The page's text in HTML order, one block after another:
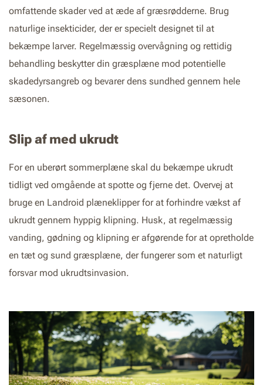
omfattende skader ved at æde af græsrødderne. Brug
naturlige insekticider, der er specielt designet til at
bekæmpe larver. Regelmæssig overvågning og rettidig
behandling beskytter din græsplæne mod potentielle
skadedyrsangreb og bevarer dens sundhed gennem hele
sæsonen.
Slip af med ukrudt
For en uberørt sommerplæne skal du bekæmpe ukrudt
tidligt ved omgående at spotte og fjerne det. Overvej at
bruge en Landroid plæneklipper for at forhindre vækst af
ukrudt gennem hyppig klipning. Husk, at regelmæssig
vanding, gødning og klipning er afgørende for at opretholde
en tæt og sund græsplæne, der fungerer som et naturligt
forsvar mod ukrudtsinvasion.